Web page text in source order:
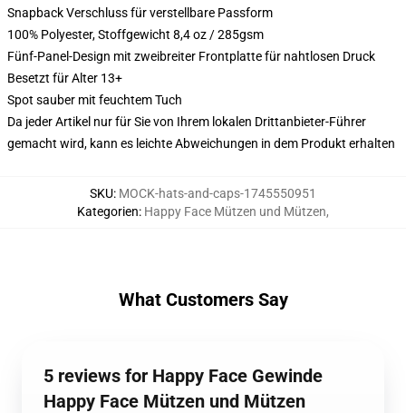
Snapback Verschluss für verstellbare Passform
100% Polyester, Stoffgewicht 8,4 oz / 285gsm
Fünf-Panel-Design mit zweibreiter Frontplatte für nahtlosen Druck
Besetzt für Alter 13+
Spot sauber mit feuchtem Tuch
Da jeder Artikel nur für Sie von Ihrem lokalen Drittanbieter-Führer
gemacht wird, kann es leichte Abweichungen in dem Produkt erhalten
SKU: MOCK-hats-and-caps-1745550951
Kategorien: Happy Face Mützen und Mützen,
What Customers Say
5 reviews for Happy Face Gewinde
Happy Face Mützen und Mützen